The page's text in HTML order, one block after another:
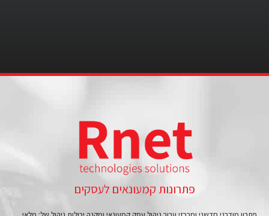
פתרונות קמעונאים לעסקים